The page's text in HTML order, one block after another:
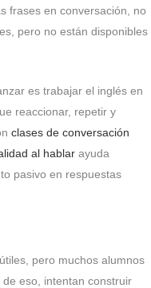
frases en conversación, no
pero no están disponibles
es trabajar el inglés en
reaccionar, repetir y
clases de conversación
al hablar ayuda
pasivo en respuestas
pero muchos alumnos
eso, intentan construir